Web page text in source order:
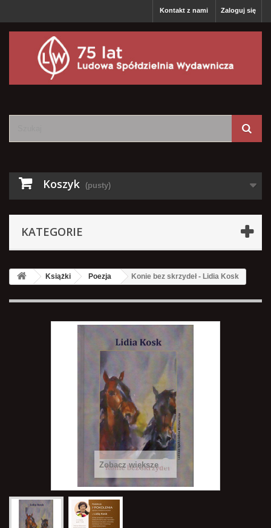
Zaloguj się
Kontakt z nami
Koszyk (pusty)
KATEGORIE
Książki Poezja Konie bez skrzydeł - Lidia Kosk
Zobacz większe